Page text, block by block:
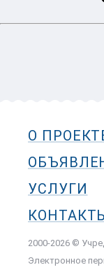
О
УСЛУГИ
2000-2026 ©
Электронное